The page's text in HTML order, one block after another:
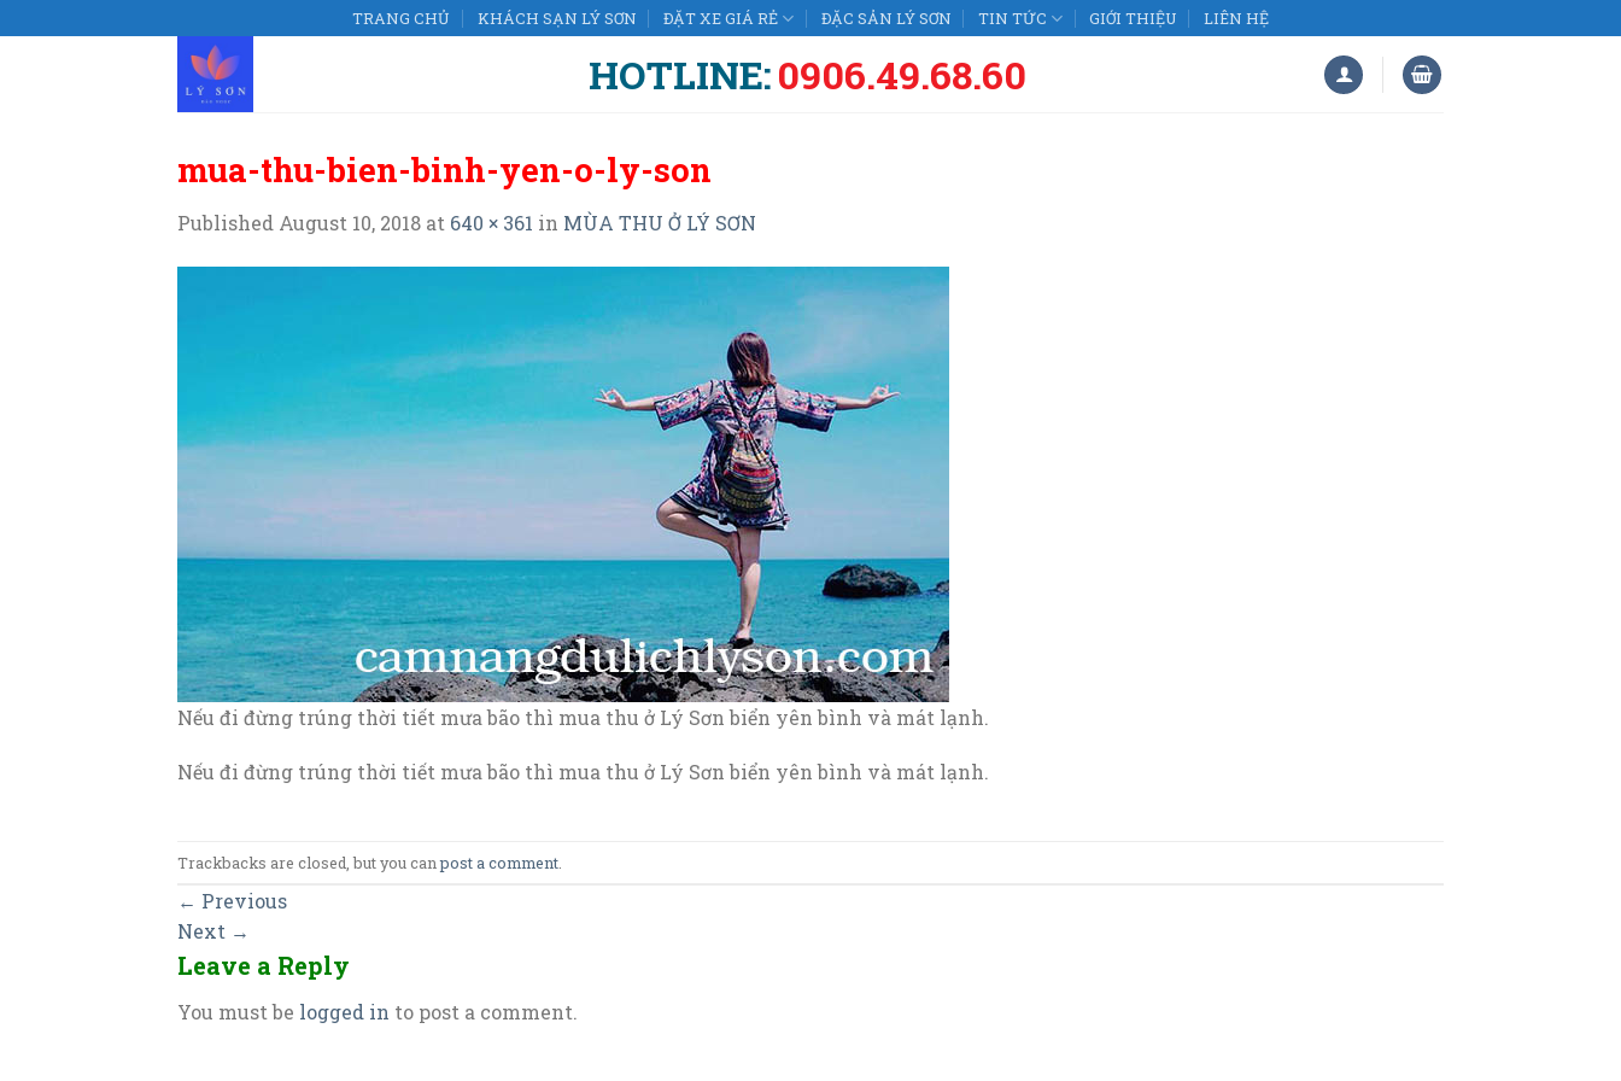
to
TRANG CHỦ KHÁCH SẠN LÝ SƠN ĐẶT XE GIÁ RẺ ĐẶC SẢN LÝ SƠN TIN TỨC GIỚI THIỆU LIÊN HỆ
HOTLINE:0906.49.68.60
mua-thu-bien-binh-yen-o-ly-son
Published August 10, 2018 at 640 × 361 in MÙA THU Ở LÝ SƠN
Nếu đi đừng trúng thời tiết mưa bão thì mua thu ở Lý Sơn biển yên bình và mát lạnh.
Nếu đi đừng trúng thời tiết mưa bão thì mua thu ở Lý Sơn biển yên bình và mát lạnh.
Trackbacks are closed, but you canpost a comment
← Previous
Next →
Leave a Reply
You must be logged in to post a comment.